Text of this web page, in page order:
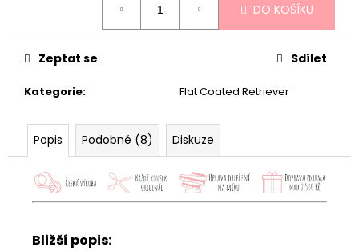
DO KOŠÍKU
Kategorie: Flat Coated Retriever
Zeptat se Sdílet
Popis Podobné (8) Diskuze
Bližší popis: